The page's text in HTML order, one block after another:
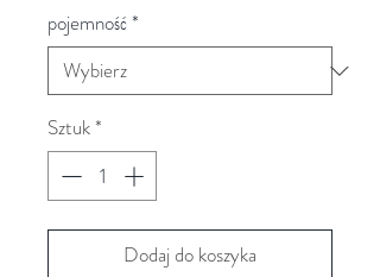
pojemność*
Sztuk*
Dodaj do koszyka